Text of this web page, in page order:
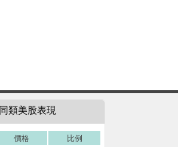
類美股表現
價格 比例